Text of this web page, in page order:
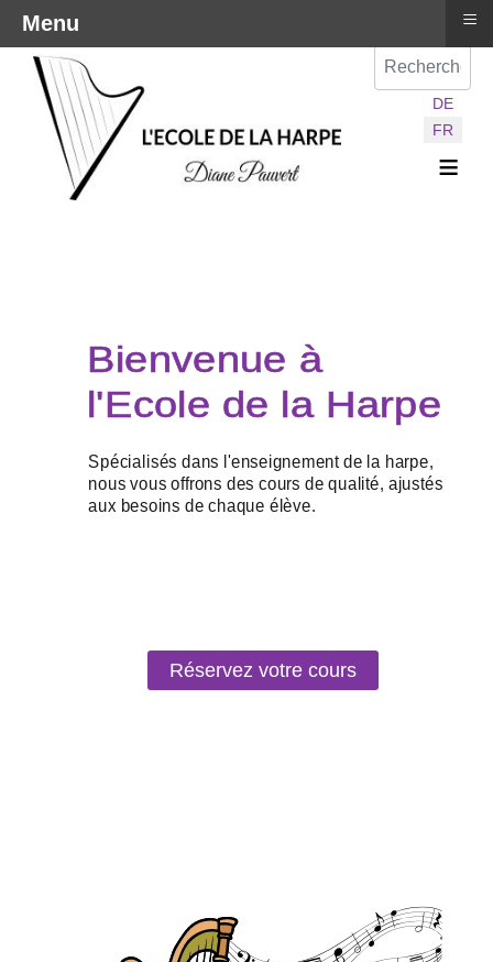
Sélectionnez
DE
FR
≡
Réservez votre cours
Menu ≡